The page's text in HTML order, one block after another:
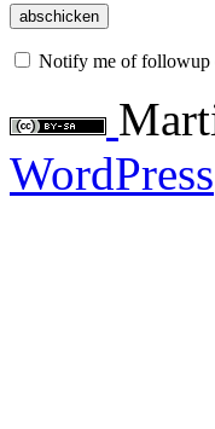
Notify me of followup
WordPress